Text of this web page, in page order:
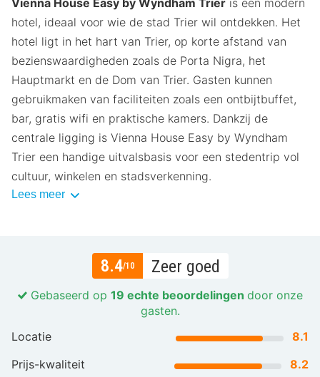
Vienna House Easy by Wyndham Trier is een modern
hotel, ideaal voor wie de stad Trier wil ontdekken. Het
hotel ligt in het hart van Trier, op korte afstand van
bezienswaardigheden zoals de Porta Nigra, het
Hauptmarkt en de Dom van Trier. Gasten kunnen
gebruikmaken van faciliteiten zoals een ontbijtbuffet,
bar, gratis wifi en praktische kamers. Dankzij de
centrale ligging is Vienna House Easy by Wyndham
Trier een handige uitvalsbasis voor een stedentrip vol
cultuur, winkelen en stadsverkenning.
Lees meer
8.4/10 Zeer goed
Gebaseerd op 19 echte beoordelingen door onze
gasten.
Locatie
8.1
Prijs-kwaliteit
8.2